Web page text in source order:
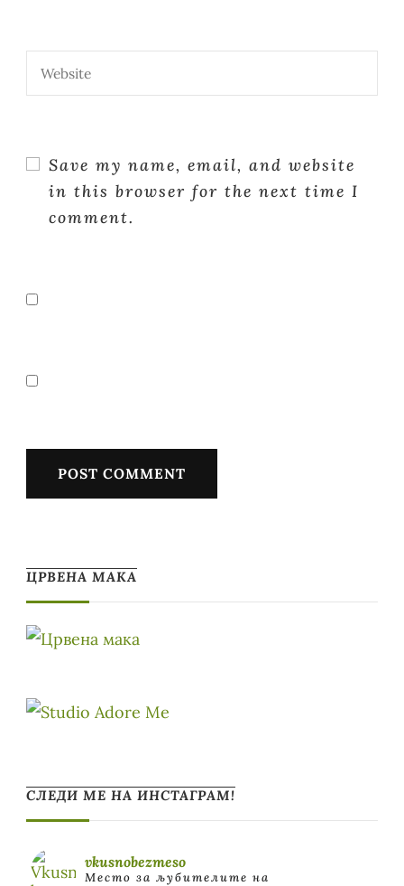
Save my name, email, and website
in this browser for the next time I
comment.
ЦРВЕНА МАКА
СЛЕДИ МЕ НА ИНСТАГРАМ!
vkusnobezmeso
Место за љубителите на